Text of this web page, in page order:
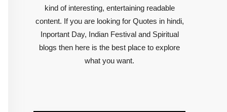
kind of interesting, entertaining readable
content. If you are looking for Quotes in hindi,
Inportant Day, Indian Festival and Spiritual
blogs then here is the best place to explore
what you want.